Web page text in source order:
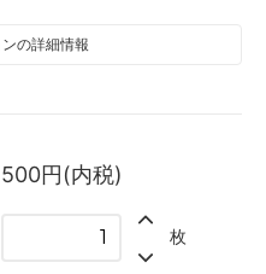
の詳細情報
500円(内税)
枚